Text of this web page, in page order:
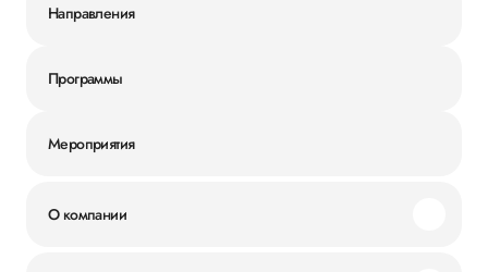
Направления
Программы
Мероприятия
О компании